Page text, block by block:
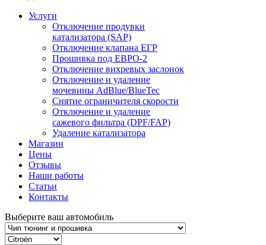
Услуги
Отключение продувки
катализатора (SAP)
Отключение клапана ЕГР
Прошивка под ЕВРО-2
Отключение вихревых заслонок
Отключение и удаление
мочевины AdBlue/BlueTec
Снятие ограничителя скорости
Отключение и удаление
сажевого фильтра (DPF/FAP)
Удаление катализатора
Магазин
Цены
Отзывы
Наши работы
Статьи
Контакты
Выберите ваш автомобиль